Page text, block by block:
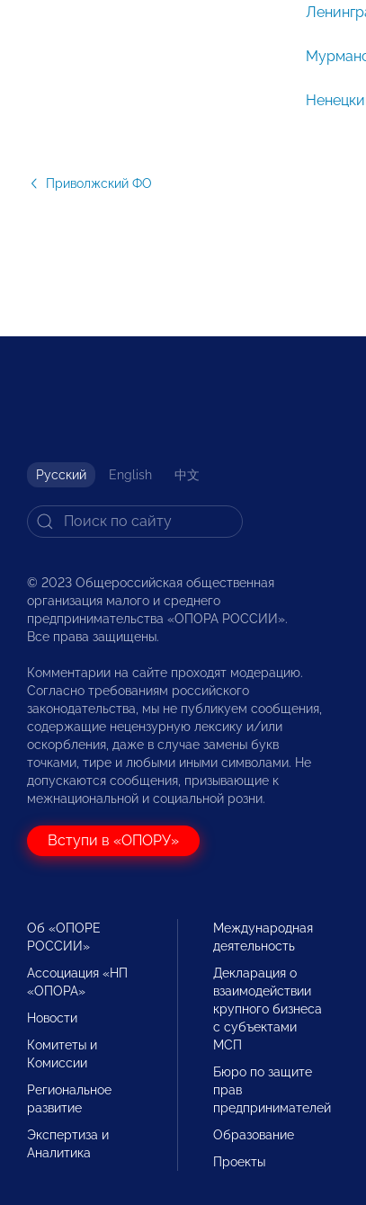
Приволжский ФО
Русский English 中文
© 2023 Общероссийская общественная
организация малого и среднего
предпринимательства «ОПОРА РОССИИ».
Все права защищены.
Комментарии на сайте проходят модерацию.
Согласно требованиям российского
законодательства, мы не публикуем сообщения,
содержащие нецензурную лексику и/или
оскорбления, даже в случае замены букв
точками, тире и любыми иными символами. Не
допускаются сообщения, призывающие к
межнациональной и социальной розни.
Вступи в «ОПОРУ»
Об «ОПОРЕ
РОССИИ»
Ассоциация «НП
«ОПОРА»
Новости
Комитеты и
Комиссии
Региональное
развитие
Экспертиза и
Аналитика
Международная
деятельность
Декларация о
взаимодействии
крупного бизнеса
с субъектами
МСП
Бюро по защите
прав
предпринимателей
Образование
Проекты